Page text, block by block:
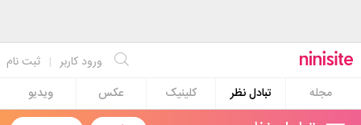
ثبت نام | ورود کاربر
مجله
تبادل نظر کلینیک عکس ویدیو